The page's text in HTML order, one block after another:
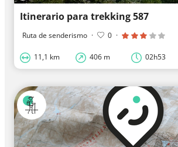
Itinerario para trekking 587
Ruta de senderismo · 0 ·
11,1 km 406 m 02h53